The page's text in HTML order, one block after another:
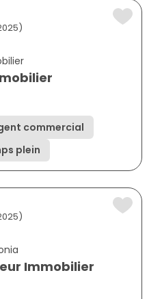
commercial
plein
Immobilier